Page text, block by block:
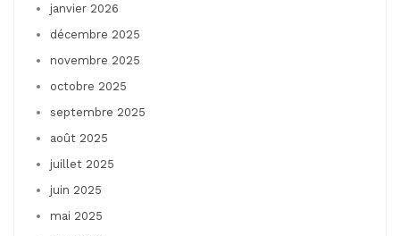
janvier 2026
décembre 2025
novembre 2025
octobre 2025
septembre 2025
août 2025
juillet 2025
juin 2025
mai 2025